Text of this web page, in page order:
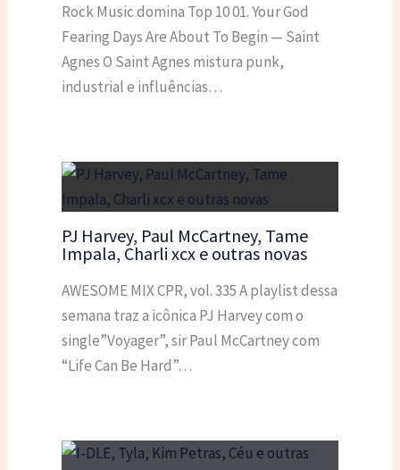
Rock Music domina Top 10 01. Your God
Fearing Days Are About To Begin — Saint
Agnes O Saint Agnes mistura punk,
industrial e influências…
PJ Harvey, Paul McCartney, Tame
Impala, Charli xcx e outras novas
AWESOME MIX CPR, vol. 335 A playlist dessa
semana traz a icônica PJ Harvey com o
single”Voyager”, sir Paul McCartney com
“Life Can Be Hard”…